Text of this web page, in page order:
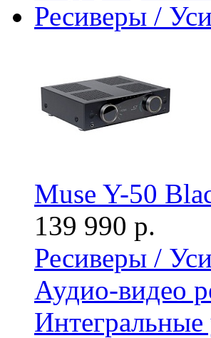
Ресиверы /
Muse Y-50
139 990 р.
Ресиверы /
Аудио-видео
Интегральные